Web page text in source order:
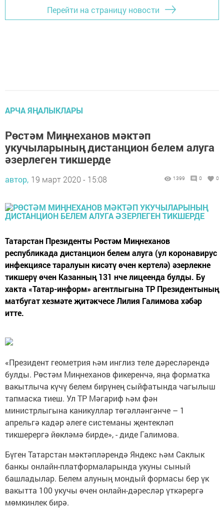
Перейти на страницу новости
АРЧА ЯҢАЛЫКЛАРЫ
Рөстәм Миңнеханов мәктәп
укучыларының дистанцион белем алуга
әзерлеген тикшерде
автор, 19 март 2020 - 15:08 1399 0 0
Татарстан Президенты Рөстәм Миңнеханов
республикада дистанцион белем алуга (ул коронавирус
инфекциясе таралуын кисәтү өчен кертелә) әзерлекне
тикшерү өчен Казанның 131 нче лицеенда булды. Бу
хакта «Татар-информ» агентлыгына ТР Президентының
матбугат хезмәте җитәкчесе Лилия Галимова хәбәр
итте.
«Президент геометрия һәм инглиз теле дәресләрендә
булды. Рөстәм Миңнеханов фикеренчә, яңа форматка
вакытлыча күчү белем бирүнең сыйфатында чагылыш
тапмаска тиеш. Ул ТР Мәгариф һәм фән
министрлыгына каникуллар төгәлләнгәнче – 1
апрельгә кадәр әлеге системаны җентекләп
тикшерергә йөкләмә бирде», - диде Галимова.
Бүген Татарстан мәктәпләрендә Яндекс һәм Саклык
банкы онлайн-платформаларында укуны сыный
башладылар. Белем алуның мондый формасы бер үк
вакытта 100 укучы өчен онлайн-дәресләр үткәрергә
мөмкинлек бирә.